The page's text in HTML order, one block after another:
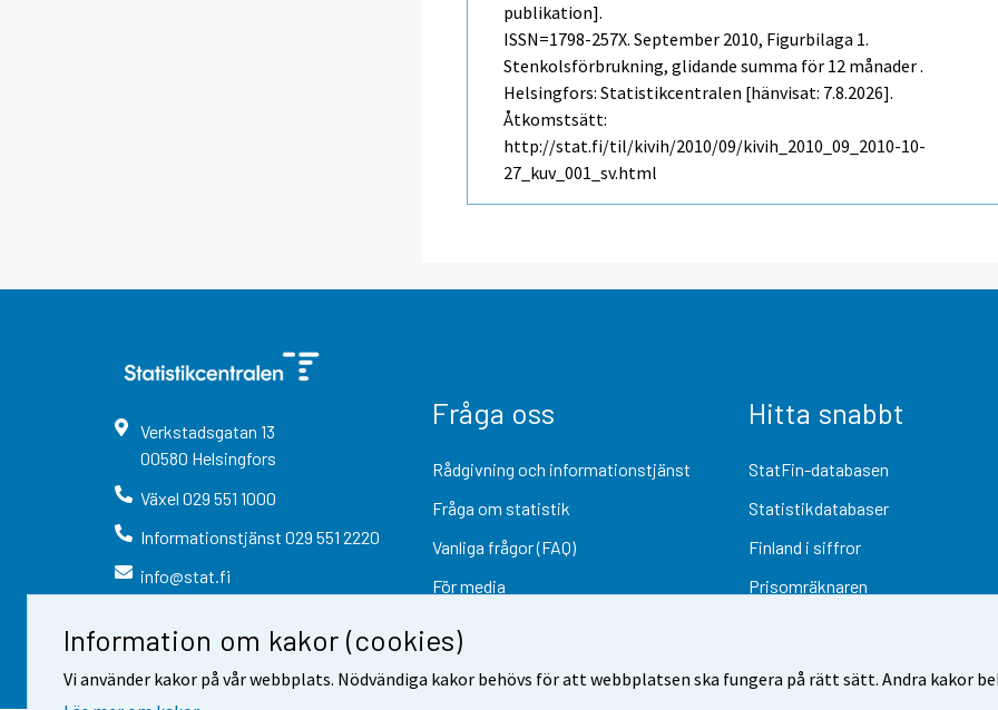
Information om kakor (cookies)
Vi använder kakor på vår webbplats. Nödvändiga kakor behövs för att webbplatsen ska fungera på rätt sätt. Andra kakor
publikation].
ISSN=1798-257X.September 2010, Figurbilaga 1.
Stenkolsförbrukning, glidande summa för 12 månader .
Helsingfors: Statistikcentralen [hänvisat: 7.8.2026].
Åtkomstsätt:
http://stat.fi/til/kivih/2010/09/kivih_2010_09_2010-10-
27_kuv_001_sv.html
Verkstadsgatan 13
00580 Helsingfors
Växel 029 551 1000
Informationstjänst 029 551 2220
info@stat.fi
Fråga oss
Rådgivning och informationstjänst
Fråga om statistik
Vanliga frågor (FAQ)
För media
Hitta snabbt
StatFin-databasen
Statistikdatabaser
Finland i siffror
Prisomräknaren